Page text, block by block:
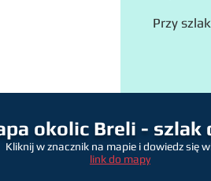
Przy
okolic Breli - szlak
Kliknij w znacznik na mapie i dowiedz się
link do mapy